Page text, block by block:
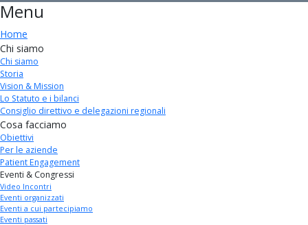
Menu
Home
Chi siamo
Chi siamo
Storia
Vision & Mission
Lo Statuto e i bilanci
Consiglio direttivo e delegazioni regionali
Cosa facciamo
Obiettivi
Per le aziende
Patient Engagement
Eventi & Congressi
Video Incontri
Eventi organizzati
Eventi a cui partecipiamo
Eventi passati